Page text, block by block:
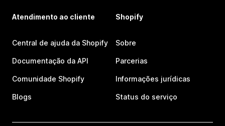
Atendimento ao cliente
Central de ajuda da Shopify
Documentação da API
Comunidade Shopify
Blogs
Shopify
Sobre
Parcerias
Informações jurídicas
Status do serviço